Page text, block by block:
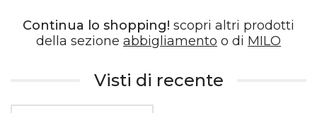
Continua lo shopping! scopri altri prodotti
della sezione abbigliamento o di MILO
Visti di recente